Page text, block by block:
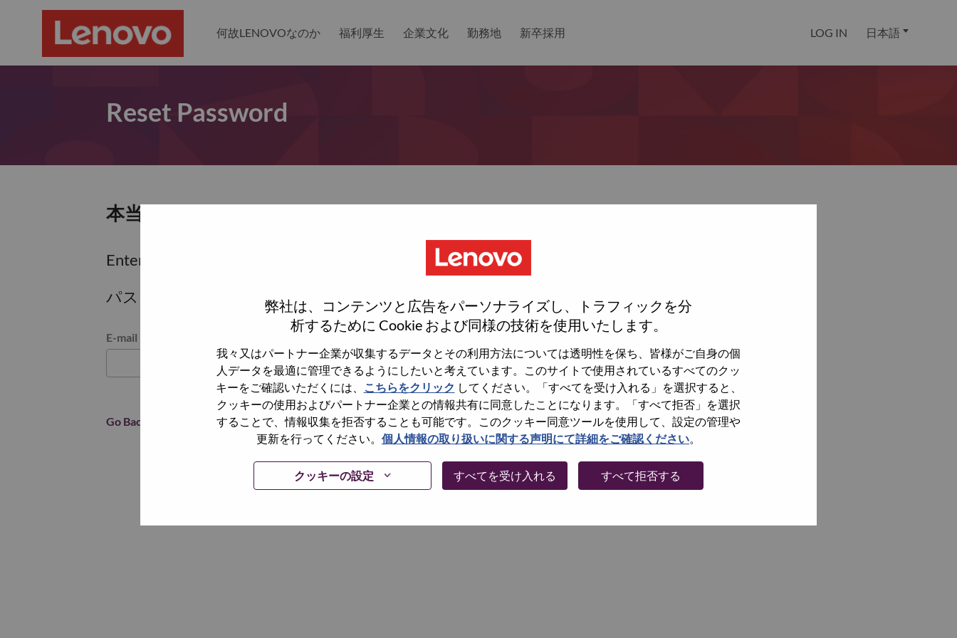
弊社は、コンテンツと広告をパーソナライズし、トラフィックを分
析するために Cookie および同様の技術を使用いたします。
我々又はパートナー企業が収集するデータとその利用方法については透明性を保ち、皆様がご自身の個
人データを最適に管理できるようにしたいと考えています。このサイトで使用されているすべてのクッ
キーをご確認いただくには、
こちらをクリック してください。「すべてを受け入れる」を選択すると、
クッキーの使用およびパートナー企業との情報共有に同意したことになります。「すべて拒否」を選択
することで、情報収集を拒否することも可能です。このクッキー同意ツールを使用して、設定の管理や
更新を行ってください。 個人情報の取り扱いに関する声明にて詳細をご確認ください
クッキーの設定 すべてを受け入れる すべて拒否する
何故LENOVOなのか 福利厚生 企業文化 勤務地 新卒採用 LOG IN 日本語
Reset Password
本当にパスワードをリセットしますか？
Enter the email address associated with your account, then click "Continue".
パスワードをリセットするためにリンクをemailに送ります
パスワードをリセットください
E-mail
Continue
Go Back